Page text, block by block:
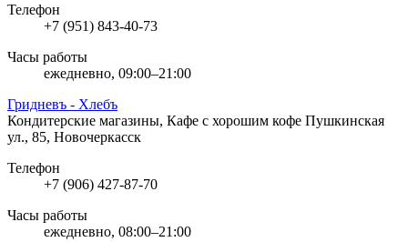
Телефон
+7 (951) 843-40-73
Часы работы
ежедневно, 09:00–21:00
Гридневъ - Хлебъ
Кондитерские магазины, Кафе с хорошим кофе Пушкинская
ул., 85, Новочеркасск
Телефон
+7 (906) 427-87-70
Часы работы
ежедневно, 08:00–21:00